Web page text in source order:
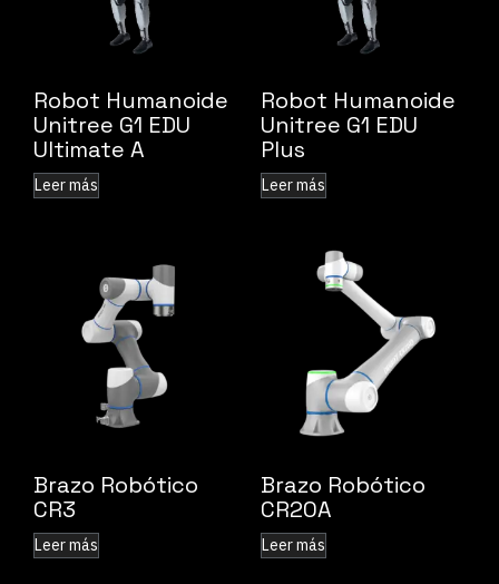
Robot Humanoide
Unitree G1 EDU
Ultimate A
Leer más
Robot Humanoide
Unitree G1 EDU
Plus
Leer más
Brazo Robótico
CR3
Leer más
Brazo Robótico
CR20A
Leer más